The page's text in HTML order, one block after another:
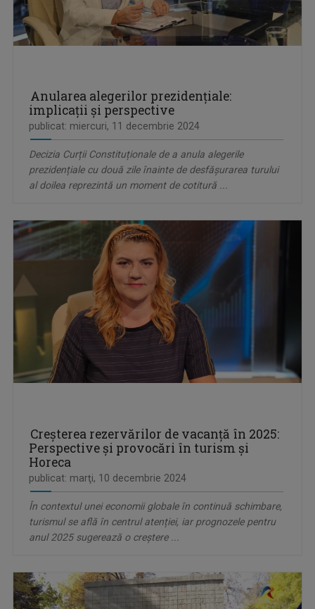
Anularea alegerilor prezidențiale:
implicații și perspective
publicat: miercuri, 11 decembrie 2024
Decizia Curții Constituționale de a anula alegerile
prezidențiale cu două zile înainte de desfășurarea turului
al doilea reprezintă un moment de cotitură ...
Creșterea rezervărilor de vacanță în 2025:
Perspective și provocări în turism și
Horeca
publicat: marţi, 10 decembrie 2024
În contextul unei economii globale în continuă schimbare,
turismul se află în centrul atenției, iar prognozele pentru
anul 2025 sugerează o creștere ...